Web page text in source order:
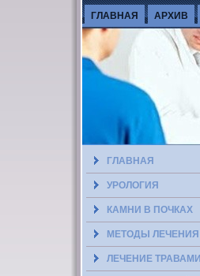
ГЛАВНАЯ АРХИВ
ГЛАВНАЯ
УРОЛОГИЯ
КАМНИ В ПОЧКАХ
МЕТОДЫ ЛЕЧЕНИЯ
ЛЕЧЕНИЕ ТРАВАМИ